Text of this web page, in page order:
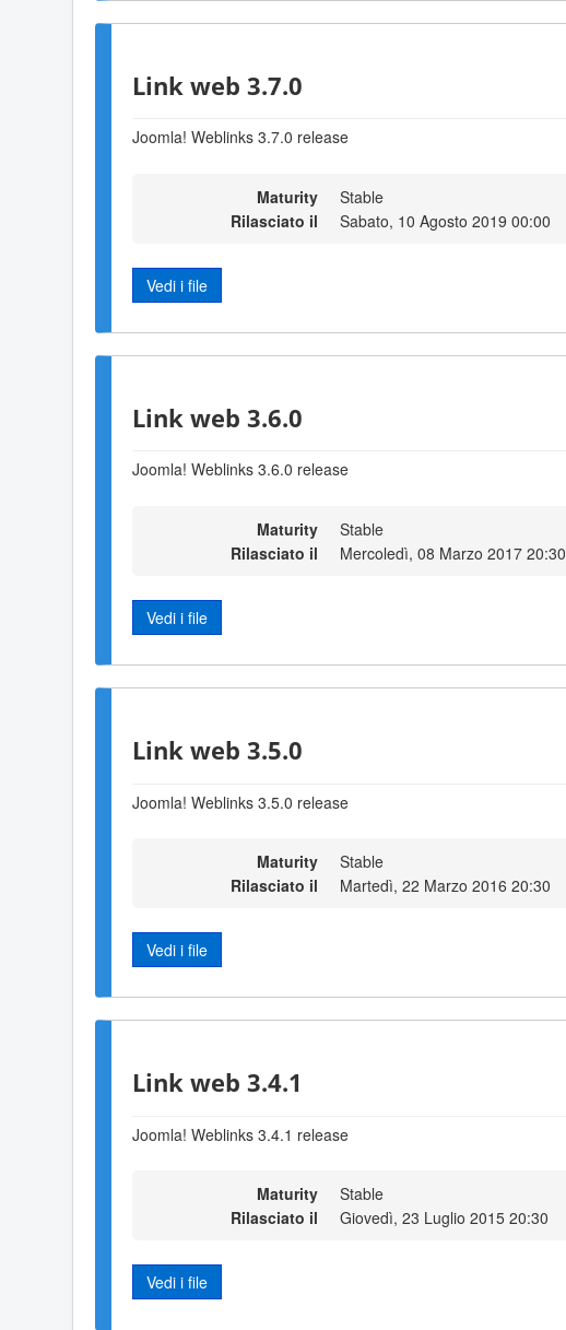
Link web 3.7.0
Joomla! Weblinks 3.7.0 release
Maturity
Stable
Rilasciato il
Sabato, 10 Agosto 2019 00:00
Vedi i file
Link web 3.6.0
Joomla! Weblinks 3.6.0 release
Maturity
Stable
Rilasciato il
Mercoledì, 08 Marzo 2017 20:30
Vedi i file
Link web 3.5.0
Joomla! Weblinks 3.5.0 release
Maturity
Stable
Rilasciato il
Martedì, 22 Marzo 2016 20:30
Vedi i file
Link web 3.4.1
Joomla! Weblinks 3.4.1 release
Maturity
Stable
Rilasciato il
Giovedì, 23 Luglio 2015 20:30
Vedi i file